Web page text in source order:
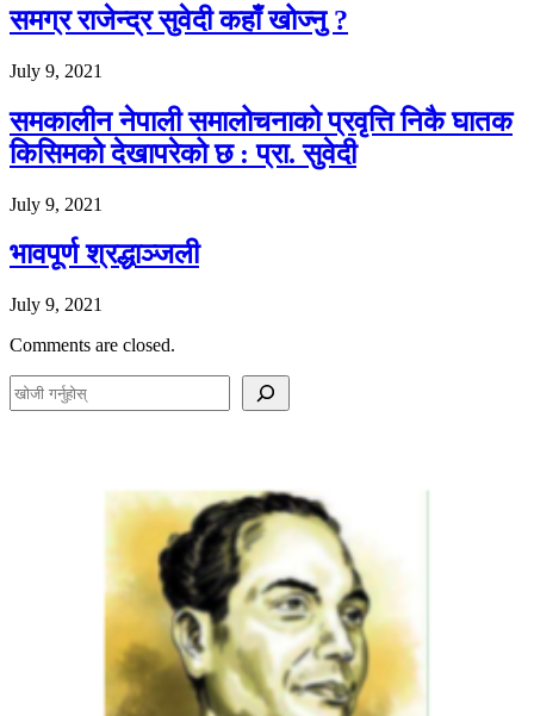
समग्र राजेन्द्र सुवेदी कहाँ खोज्नु ?
July 9, 2021
समकालीन नेपाली समालोचनाको प्रवृत्ति निकै घातक
किसिमको देखापरेको छ : प्रा. सुवेदी
July 9, 2021
भावपूर्ण श्रद्धाञ्जली
July 9, 2021
Comments are closed.
e